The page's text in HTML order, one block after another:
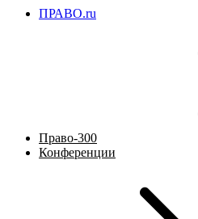
ПРАВО.ru
Право-300
Конференции